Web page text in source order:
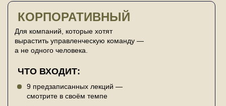
КОРПОРАТИВНЫЙ
ЧТО ВХОДИТ:
9 предзаписанных лекций —
смотрите в своём темпе
Для компаний, которые хотят
вырастить управленческую команду —
а не одного человека.